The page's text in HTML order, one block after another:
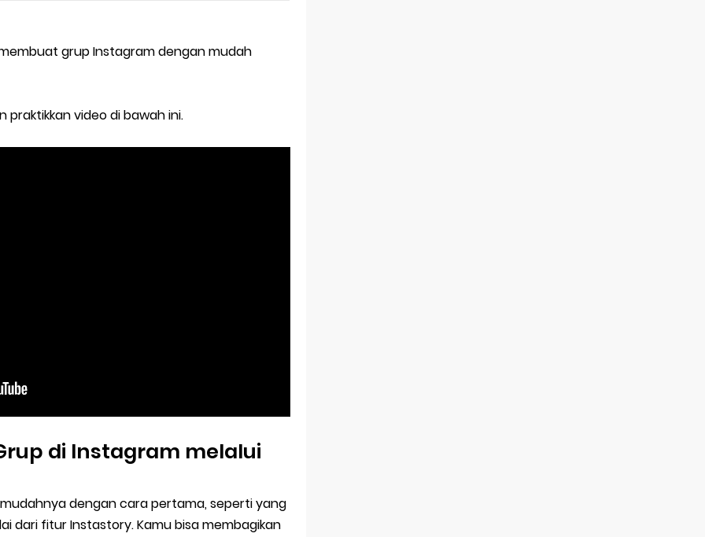
grup Instagram dengan mudah
praktikkan video di bawah ini.
di Instagram melalui
dengan cara pertama, seperti yang
dari fitur Instastory. Kamu bisa membagikan